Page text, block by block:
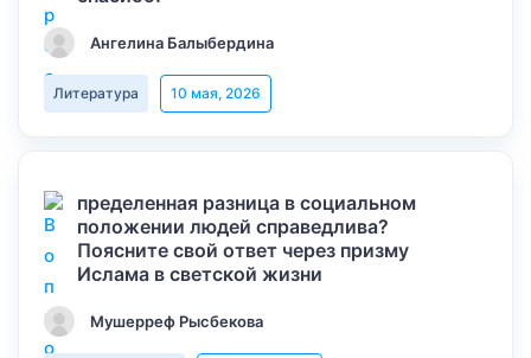
Ангелина Балыбердина
Литература 10 мая, 2026
пределенная разница в социальном
положении людей справедлива?
Поясните свой ответ через призму
Ислама в светской жизни
Мушерреф Рысбекова